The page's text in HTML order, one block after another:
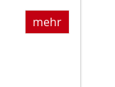
mehr